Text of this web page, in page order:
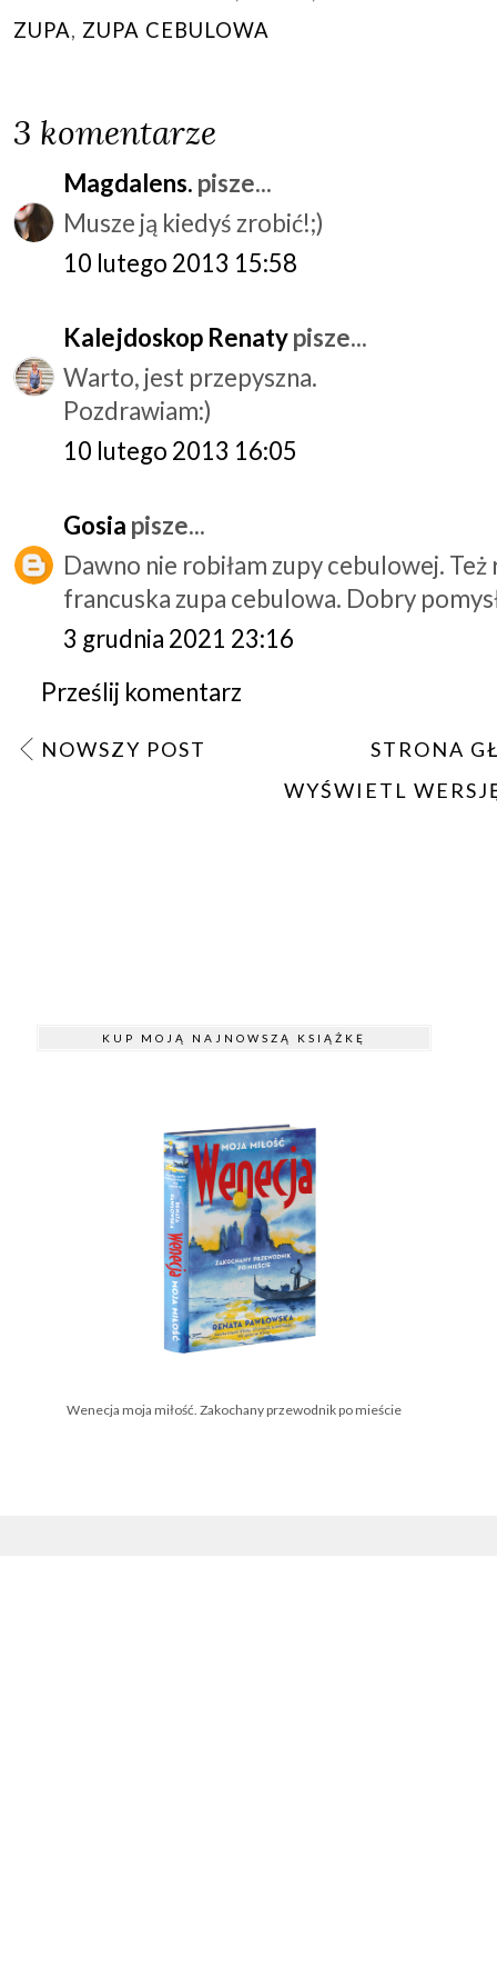
ZUPA, ZUPA CEBULOWA
3 komentarze
Magdalens. pisze...
Musze ją kiedyś zrobić!;)
10 lutego 2013 15:58
Kalejdoskop Renatypisze...
Warto, jest przepyszna.
Pozdrawiam:)
10 lutego 2013 16:05
Gosia pisze...
Dawno nie robiłam zupy cebulowej.
francuska zupa cebulowa. Dobry
3 grudnia 2021 23:16
Prześlij komentarz
NOWSZY POST
STRONA
WYŚWIETL
KUP MOJĄ NAJNOWSZĄ KSIĄŻKĘ
Wenecja moja miłość. Zakochany przewodnik po mieście